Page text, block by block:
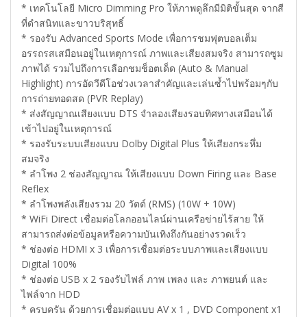
* เทคโนโลยี Micro Dimming Pro ให้ภาพดูลึกมีมิติขั้นสุด จากสี
ที่ดำสนิทและขาวบริสุทธิ์
* รองรับ Advanced Sports Mode เพื่อการชมฟุตบอลเต็ม
อรรถรสเสมือนอยู่ในเหตุการณ์ ภาพและเสียงสมจริง สามารถซูม
ภาพได้ รวมไปถึงการเลือกชมช็อตเด็ด (Auto & Manual
Highlight) การอัดวีดีโอช่วงเวลาสำคัญและเล่นซ้ำไปพร้อมๆกับ
การถ่ายทอดสด (PVR Replay)
* ส่งสัญญาณเสียงแบบ DTS จำลองเสียงรอบทิศทางเสมือนได้
เข้าไปอยู่ในเหตุการณ์
* รองรับระบบเสียงแบบ Dolby Digital Plus ให้เสียงกระหึ่ม
สมจริง
* ลำโพง 2 ช่องสัญญาณ ให้เสียงแบบ Down Firing และ Base
Reflex
* ลำโพงพลังเสียงรวม 20 วัตต์ (RMS) (10W + 10W)
* WiFi Direct เชื่อมต่อโลกออนไลน์ผ่านเครือข่ายไร้สาย ให้
สามารถส่งต่อข้อมูลหรือความบันเทิงถึงกันอย่างรวดเร็ว
* ช่องต่อ HDMI x 3 เพื่อการเชื่อมต่อระบบภาพและเสียงแบบ
Digital 100%
* ช่องต่อ USB x 2 รองรับไฟล์ ภาพ เพลง และ ภาพยนต์ และ
ไฟล์จาก HDD
* ครบครัน ด้วยการเชื่อมต่อแบบ AV x 1 , DVD Component x1